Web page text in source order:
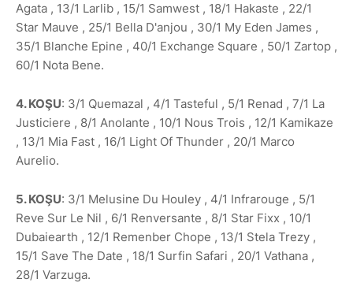
Agata , 13/1 Larlib , 15/1 Samwest , 18/1 Hakaste , 22/1
Star Mauve , 25/1 Bella D'anjou , 30/1 My Eden James ,
35/1 Blanche Epine , 40/1 Exchange Square , 50/1 Zartop ,
60/1 Nota Bene.
4. KOŞU: 3/1 Quemazal , 4/1 Tasteful , 5/1 Renad , 7/1 La
Justiciere , 8/1 Anolante , 10/1 Nous Trois , 12/1 Kamikaze
, 13/1 Mia Fast , 16/1 Light Of Thunder , 20/1 Marco
Aurelio.
5. KOŞU: 3/1 Melusine Du Houley , 4/1 Infrarouge , 5/1
Reve Sur Le Nil , 6/1 Renversante , 8/1 Star Fixx , 10/1
Dubaiearth , 12/1 Remenber Chope , 13/1 Stela Trezy ,
15/1 Save The Date , 18/1 Surfin Safari , 20/1 Vathana ,
28/1 Varzuga.